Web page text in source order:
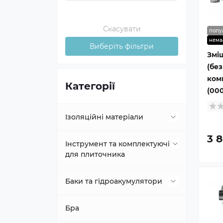
Скасувати
Виберіть фільтри
Категорії
Ізоляційні матеріали
Джгут, профіль
Інструмент та комплектуючі
для плиточника
Інструмент для очищення
Баки та гідроакумулятори
Гідроакумулятори
Бра
3